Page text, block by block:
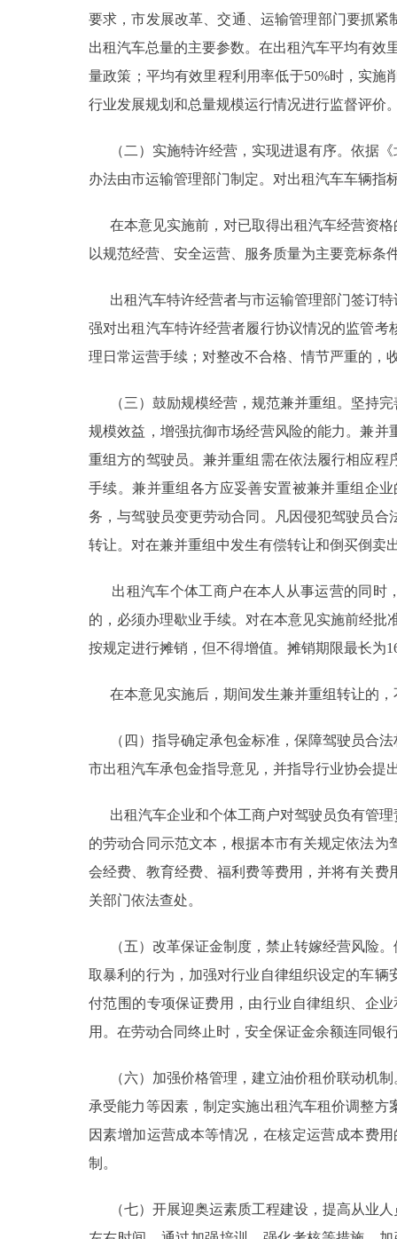
ITALIANO
要求，市发展改革、交通、运输管理部门要抓
出租汽车总量的主要参数。在出租汽车平均有效
量政策；平均有效里程利用率低于50%时，实
行业发展规划和总量规模运行情况进行监督评价
（二）实施特许经营，实现进退有序。依据《
办法由市运输管理部门制定。对出租汽车车辆指
在本意见实施前，对已取得出租汽车经营资格
以规范经营、安全运营、服务质量为主要竞标条
出租汽车特许经营者与市运输管理部门签订特
强对出租汽车特许经营者履行协议情况的监管
理日常运营手续；对整改不合格、情节严重的，
（三）鼓励规模经营，规范兼并重组。坚持完
规模效益，增强抗御市场经营风险的能力。兼
重组方的驾驶员。兼并重组需在依法履行相应
手续。兼并重组各方应妥善安置被兼并重组企
务，与驾驶员变更劳动合同。凡因侵犯驾驶员
转让。对在兼并重组中发生有偿转让和倒买倒卖
出租汽车个体工商户在本人从事运营的同时
的，必须办理歇业手续。对在本意见实施前经
按规定进行摊销，但不得增值。摊销期限最长为
在本意见实施后，期间发生兼并重组转让的，
（四）指导确定承包金标准，保障驾驶员合法
市出租汽车承包金指导意见，并指导行业协会提
出租汽车企业和个体工商户对驾驶员负有管理
的劳动合同示范文本，根据本市有关规定依法
会经费、教育经费、福利费等费用，并将有关
关部门依法查处。
（五）改革保证金制度，禁止转嫁经营风险。
取暴利的行为，加强对行业自律组织设定的车
付范围的专项保证费用，由行业自律组织、企
用。在劳动合同终止时，安全保证金余额连同
（六）加强价格管理，建立油价租价联动机制
承受能力等因素，制定实施出租汽车租价调整
因素增加运营成本等情况，在核定运营成本费
制。
（七）开展迎奥运素质工程建设，提高从业人